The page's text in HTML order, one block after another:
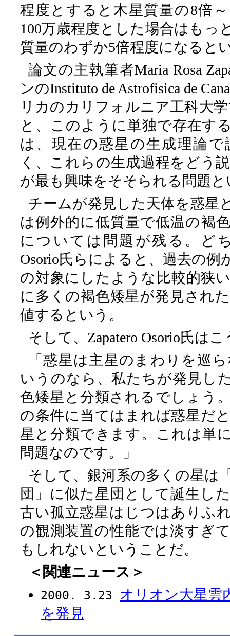
程度とすると木星質量の8倍
100万歳程度とした場合はもっ
質量のわずか5倍程度になると
論文の主執筆者Maria Rosa
ンのInstituto de Astrofisica de
リカのカリフォルニア工科大
と、このように単独で存在す
は、現在の惑星の生成理論
く、これらの生成過程をどう
が最も興味をそそられる問題と
チームが発見した天体を惑星
は例外的に低質量で低温の褐
については問題が残る。ど
Osorio氏らによると、過去の例
の対象にしたような比較的狭
に多くの褐色矮星が発見され
値するという。
そして、Zapatero Osorio氏は
「惑星は主星のまわりを巡
いうのなら、私たちが発見し
色矮星と分類されるでしょう
の条件に当てはまれば惑星だ
星と分類できます。これは単
問題なのです。」
そして、銀河系の多くの星は
団」に似た星団として誕生し
古い孤立惑星はじつはありふ
の観測装置の性能では淡すぎ
もしれないということだ。
＜関連ニュース＞
2000. 3.23 オリオン大星雲
を発見